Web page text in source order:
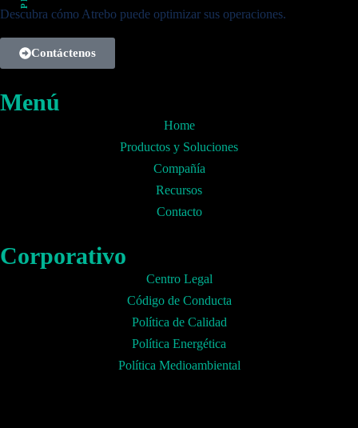
Descubra cómo Atrebo puede optimizar sus operaciones.
Contáctenos
Menú
Home
Productos y Soluciones
Compañía
Recursos
Contacto
Corporativo
Centro Legal
Código de Conducta
Política de Calidad
Política Energética
Política Medioambiental